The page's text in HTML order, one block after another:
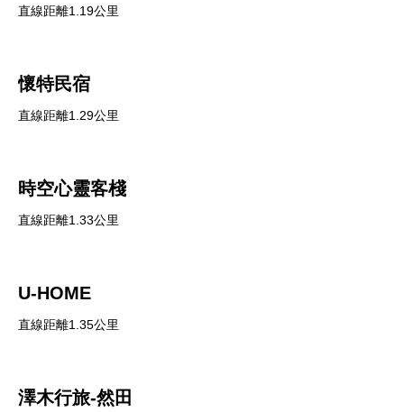
直線距離1.19公里
懷特民宿
直線距離1.29公里
時空心靈客棧
直線距離1.33公里
U-HOME
直線距離1.35公里
澤木行旅-然田